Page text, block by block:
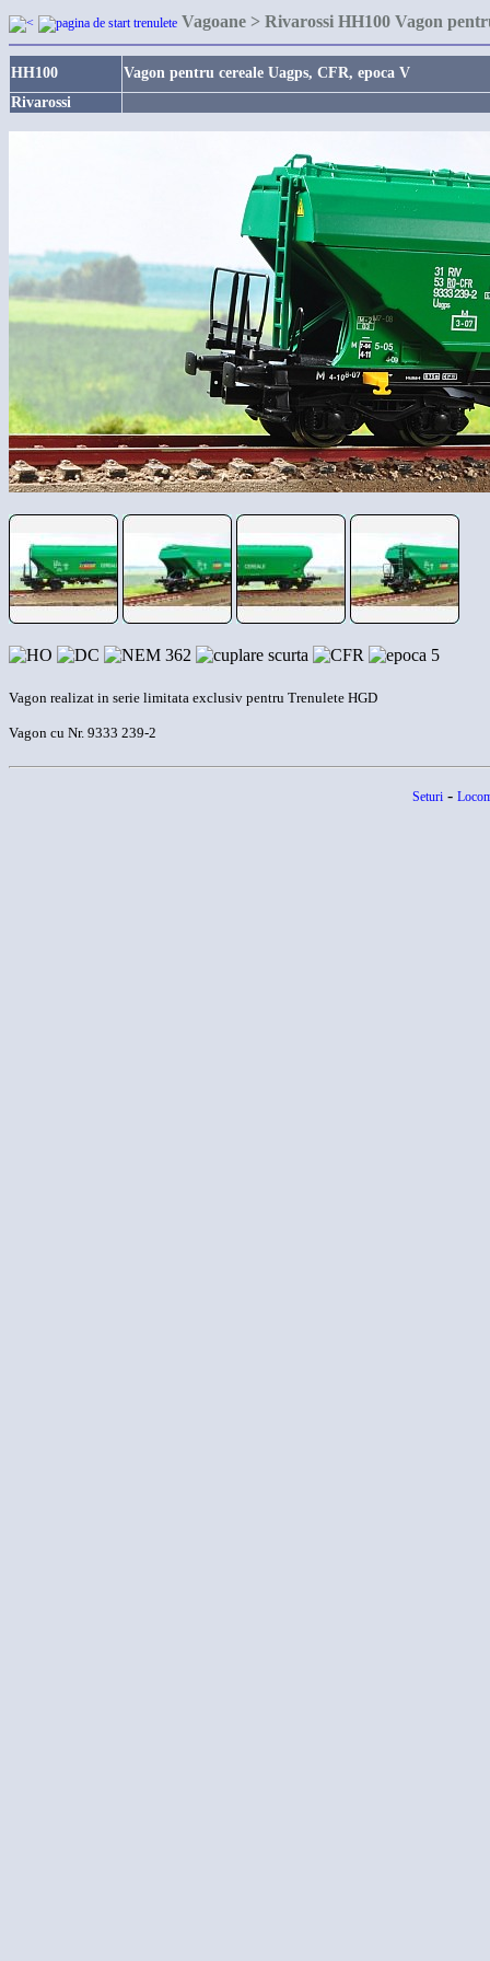
Vagoane > Rivarossi HH100 Vagon
HH100
Vagon pentru cereale Uagps, CFR, epoca V
Rivarossi
Vagon realizat in serie limitata exclusiv pentru Trenulete HGD
Vagon cu Nr. 9333 239-2
Seturi -